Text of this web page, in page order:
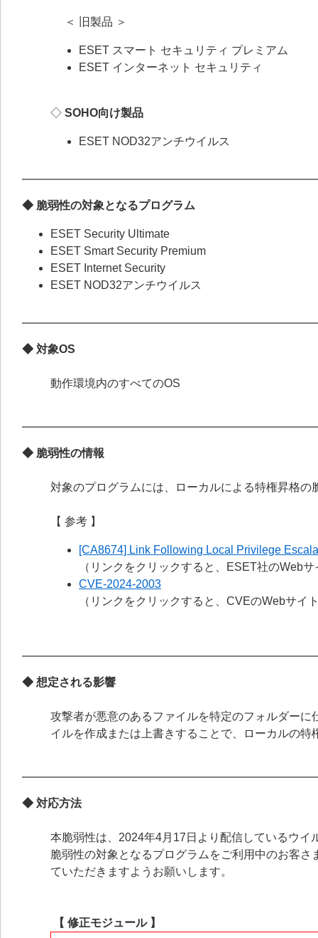
＜ 旧製品 ＞
ESET スマート セキュリティ プレミアム
ESET インターネット セキュリティ
◇ SOHO向け製品
ESET NOD32アンチウイルス
◆ 脆弱性の対象となるプログラム
ESET Security Ultimate
ESET Smart Security Premium
ESET Internet Security
ESET NOD32アンチウイルス
◆ 対象OS
動作環境内のすべてのOS
◆ 脆弱性の情報
対象のプログラムには、ローカルによる特権昇格の
【 参考 】
[CA8674] Link Following Local Privilege
（リンクをクリックすると、ESET社のWeb
CVE-2024-2003
（リンクをクリックすると、CVEのWebサイ
◆ 想定される影響
攻撃者が悪意のあるファイルを特定のフォルダー
イルを作成または上書きすることで、ローカルの
◆ 対応方法
本脆弱性は、2024年4月17日より配信しているウ
脆弱性の対象となるプログラムをご利用中のお客
ていただきますようお願いします。
【 修正モジュール 】